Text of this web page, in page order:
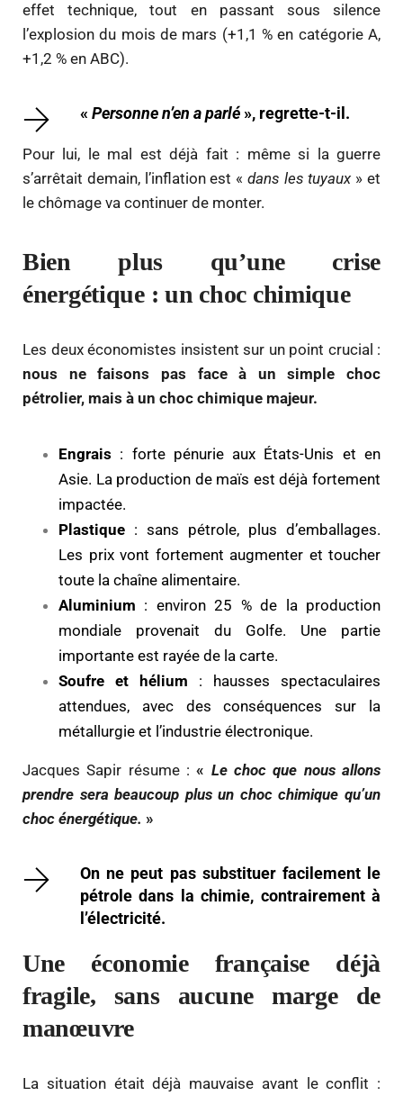
effet technique, tout en passant sous silence
l’explosion du mois de mars (+1,1 % en catégorie A,
+1,2 % en ABC).
« Personne n’en a parlé », regrette-t-il.
Pour lui, le mal est déjà fait : même si la guerre
s’arrêtait demain, l’inflation est « dans les tuyaux » et
le chômage va continuer de monter.
Bien plus qu’une crise
énergétique : un choc chimique
Les deux économistes insistent sur un point crucial :
nous ne faisons pas face à un simple choc
pétrolier, mais à un choc chimique majeur.
Engrais : forte pénurie aux États-Unis et en
Asie. La production de maïs est déjà fortement
impactée.
Plastique : sans pétrole, plus d’emballages.
Les prix vont fortement augmenter et toucher
toute la chaîne alimentaire.
Aluminium : environ 25 % de la production
mondiale provenait du Golfe. Une partie
importante est rayée de la carte.
Soufre et hélium : hausses spectaculaires
attendues, avec des conséquences sur la
métallurgie et l’industrie électronique.
Jacques Sapir résume :« Le choc que nous allons
prendre sera beaucoup plus un choc chimique qu’un
choc énergétique. »
On ne peut pas substituer facilement le
pétrole dans la chimie, contrairement à
l’électricité.
Une économie française déjà
fragile, sans aucune marge de
manœuvre
La situation était déjà mauvaise avant le conflit :